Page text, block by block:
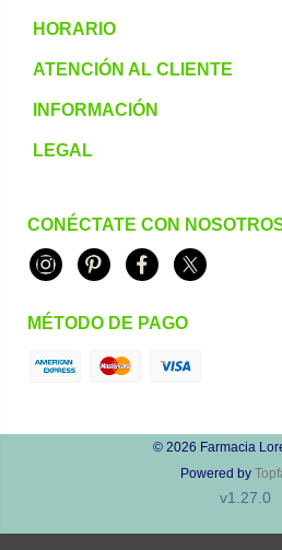
HORARIO
ATENCIÓN AL CLIENTE
INFORMACIÓN
LEGAL
CONÉCTATE CON
InstagramPinterestFacebookTwitter
MÉTODO DE PAGO
© 2026 Farmacia
Powered by
v1.27.0